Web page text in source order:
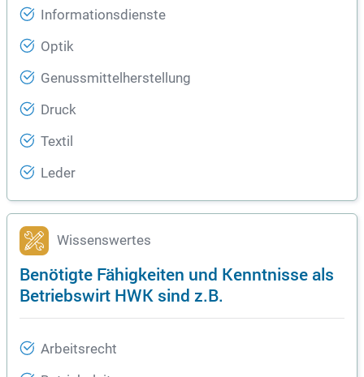
Informationsdienste
Optik
Genussmittelherstellung
Druck
Textil
Leder
Wissenswertes
Benötigte Fähigkeiten und Kenntnisse als
Betriebswirt HWK sind z.B.
Arbeitsrecht